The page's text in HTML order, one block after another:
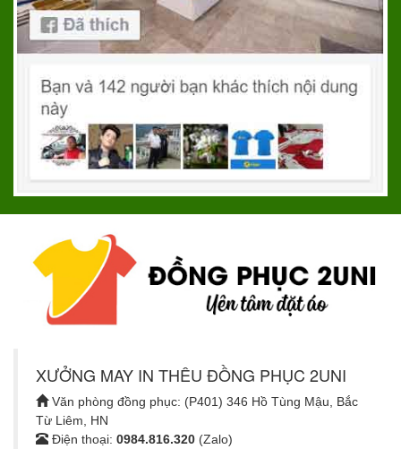
XƯỞNG MAY IN THÊU ĐỒNG PHỤC 2UNI
Văn phòng đồng phục: (P401) 346 Hồ Tùng Mậu, Bắc
Từ Liêm, HN
Điện thoại: 0984.816.320 (Zalo)